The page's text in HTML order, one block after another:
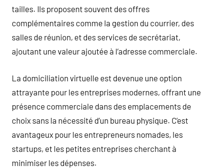
tailles. Ils proposent souvent des offres
complémentaires comme la gestion du courrier, des
salles de réunion, et des services de secrétariat,
ajoutant une valeur ajoutée à l’adresse commerciale.
La domiciliation virtuelle est devenue une option
attrayante pour les entreprises modernes, offrant une
présence commerciale dans des emplacements de
choix sans la nécessité d’un bureau physique. C’est
avantageux pour les entrepreneurs nomades, les
startups, et les petites entreprises cherchant à
minimiser les dépenses.